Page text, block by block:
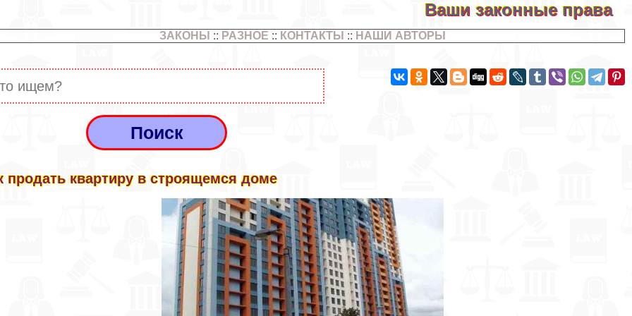
Ваши законные права
ЗАКОНЫ :: РАЗНОЕ :: КОНТАКТЫ :: НАШИ АВТОРЫ
продать квартиру в строящемся доме